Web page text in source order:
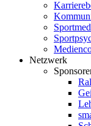
Netzwerk